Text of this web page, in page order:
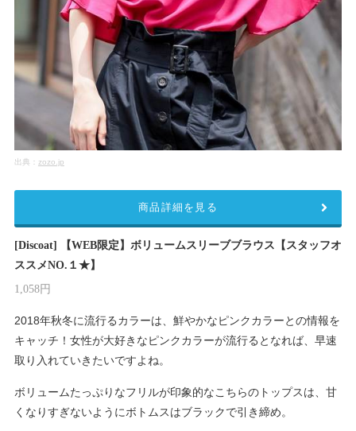
出典： zozo.jp
[Discoat] 【WEB限定】ボリュームスリーブブラウス【スタッフオ
ススメNO.１★】
1,058円
2018年秋冬に流行るカラーは、鮮やかなピンクカラーとの情報を
キャッチ！女性が大好きなピンクカラーが流行るとなれば、早速
取り入れていきたいですよね。
ボリュームたっぷりなフリルが印象的なこちらのトップスは、甘
くなりすぎないようにボトムスはブラックで引き締め。
商品詳細を見る